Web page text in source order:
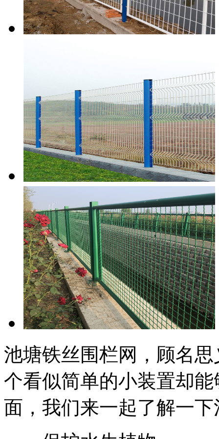
池塘铁丝围栏网，顾名
个看似简单的小装置却
面，我们来一起了解一